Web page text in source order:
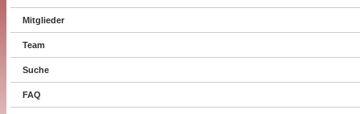
Mitglieder
Team
Suche
FAQ